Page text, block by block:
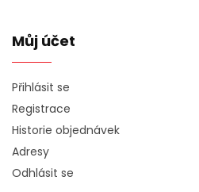
Můj účet
Přihlásit se
Registrace
Historie objednávek
Adresy
Odhlásit se